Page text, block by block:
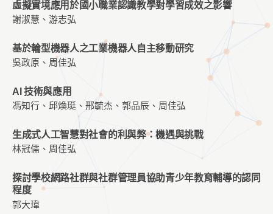
虛擬實境應用於國小職業認識教學對學習成效之影響
謝淑慧、游志弘
基於輪型機器人之工業機器人自主移動研究
吳政原、周佳弘
AI 技術與應用
馮知行、邱煥珽、邢毓杰、郭品辰、周佳弘
生成式人工智慧對社會的利與弊：機遇與挑戰
林冠儒、周佳弘
探討學校網路社群與社群管理員協助青少年教育輔導的認同
程度
郭大瑋